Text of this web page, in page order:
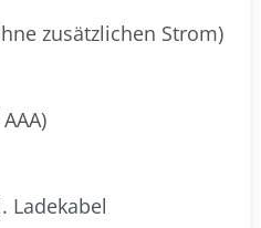
zusätzlichen Strom)
Ladekabel